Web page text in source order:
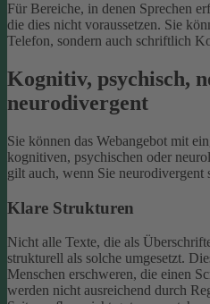
Für Bereiche, in denen Sprechen
die dies nicht voraussetzen. Sie
Telefon, sondern auch schriftlich
Kognitiv, psychisch,
neurodivergent
Sie können das Webangebot mit
kognitiven, psychischen oder
gilt auch, wenn Sie neurodivergent
Klare Strukturen
Nicht alle Texte, die als
strukturell als solche umgesetzt.
Menschen erschweren, die einen
werden nicht ausreichend durch